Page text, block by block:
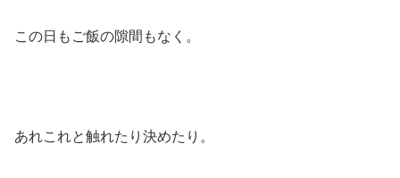
この日もご飯の隙間もなく。
あれこれと触れたり決めたり。